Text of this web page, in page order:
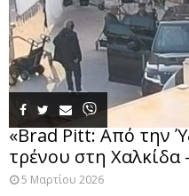
«Brad Pitt: Από την
τρένου στη Χαλκίδα
5 Μαρτίου 2026